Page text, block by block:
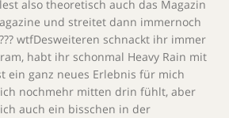
also theoretisch auch das Magazin
und streitet dann immernoch
wtfDesweiteren schnackt ihr immer
habt ihr schonmal Heavy Rain mit
ein ganz neues Erlebnis für mich
nochmehr mitten drin fühlt, aber
auch ein bisschen in der